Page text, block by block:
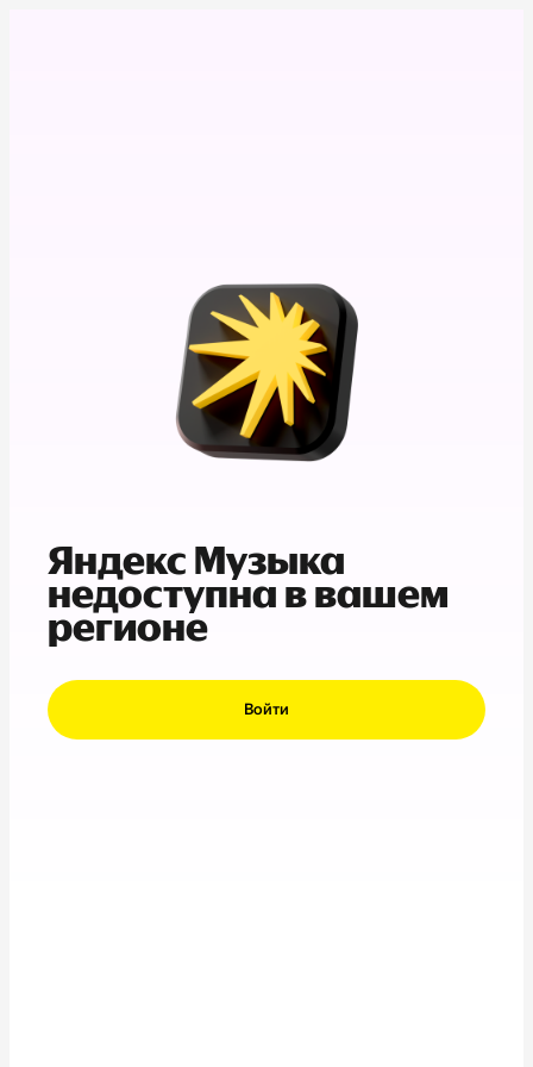
Яндекс Музыка
недоступна в вашем
регионе
Войти